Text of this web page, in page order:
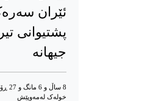
ئێران
پشتیوانی
جیهانە
خوله‌ک له‌مه‌وپێش‌